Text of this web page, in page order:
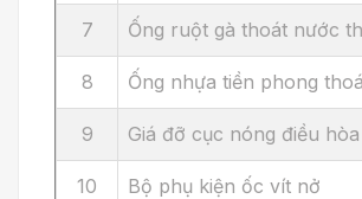
7 Ống ruột gà thoát nước
8 Ống nhựa tiền phong
9 Giá đỡ cục nóng điều
10 Bộ phụ kiện ốc vít nở